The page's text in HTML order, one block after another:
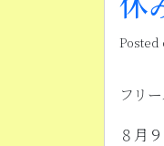
Posted
フリ
８月